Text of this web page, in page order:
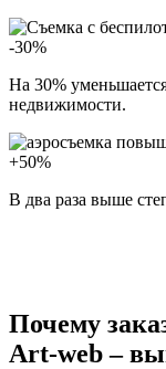
-30%
На 30%
недвижимости.
+50%
В два раза выше
Почему
Art-web –